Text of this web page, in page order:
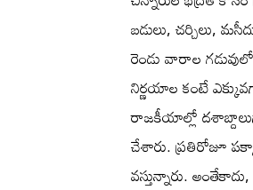
బడులు, చర్చిలు,
రెండు వారాల
నిర్ణయాల కంటే
రాజకీయాల్లో
చేశారు. ప్రతిరోజూ
వస్తున్నారు.